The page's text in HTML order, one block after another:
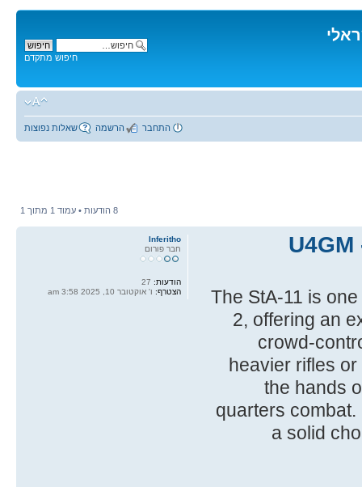
חיפוש מתקדם
שאלות נפוצות הרשמה התחבר
8 הודעות • עמוד 1 מתוך 1
The StA-11 is
2, offering an
crowd-
heavier rifles
the hands
quarters combat.
a solid
Inferitho
חבר פורום
הודעות:
הצטרף: ו' אוקטובר 10, 2025 3:58 am